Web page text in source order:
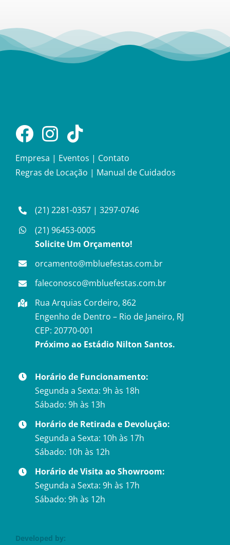
Empresa | Eventos | Contato
Regras de Locação | Manual de Cuidados
(21) 2281-0357 |3297-0746
(21) 96453-0005
Solicite Um Orçamento!
orcamento@mbluefestas.com.br
faleconosco@mbluefestas.com.br
Rua Arquias Cordeiro, 862
Engenho de Dentro – Rio de Janeiro, RJ
CEP: 20770-001
Próximo ao Estádio Nilton Santos.
Horário de Funcionamento:
Segunda a Sexta: 9h às 18h
Sábado: 9h às 13h
Horário de Retirada e Devolução:
Segunda a Sexta: 10h às 17h
Sábado: 10h às 12h
Horário de Visita ao Showroom:
Segunda a Sexta: 9h às 17h
Sábado: 9h às 12h
Developed by: